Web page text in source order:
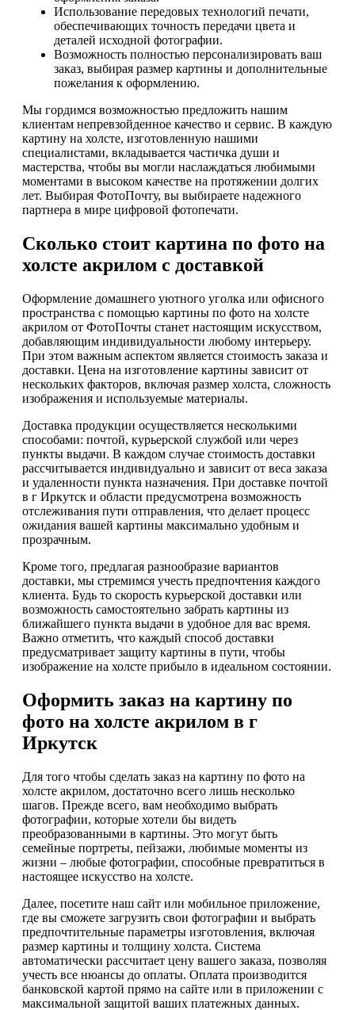
Использование передовых технологий печати,
обеспечивающих точность передачи цвета и
деталей исходной фотографии.
Возможность полностью персонализировать ваш
заказ, выбирая размер картины и дополнительные
пожелания к оформлению.
Мы гордимся возможностью предложить нашим
клиентам непревзойденное качество и сервис. В каждую
картину на холсте, изготовленную нашими
специалистами, вкладывается частичка души и
мастерства, чтобы вы могли наслаждаться любимыми
моментами в высоком качестве на протяжении долгих
лет. Выбирая ФотоПочту, вы выбираете надежного
партнера в мире цифровой фотопечати.
Сколько стоит картина по фото на
холсте акрилом с доставкой
Оформление домашнего уютного уголка или офисного
пространства с помощью картины по фото на холсте
акрилом от ФотоПочты станет настоящим искусством,
добавляющим индивидуальности любому интерьеру.
При этом важным аспектом является стоимость заказа и
доставки. Цена на изготовление картины зависит от
нескольких факторов, включая размер холста, сложность
изображения и используемые материалы.
Доставка продукции осуществляется несколькими
способами: почтой, курьерской службой или через
пункты выдачи. В каждом случае стоимость доставки
рассчитывается индивидуально и зависит от веса заказа
и удаленности пункта назначения. При доставке почтой
в г Иркутск и области предусмотрена возможность
отслеживания пути отправления, что делает процесс
ожидания вашей картины максимально удобным и
прозрачным.
Кроме того, предлагая разнообразие вариантов
доставки, мы стремимся учесть предпочтения каждого
клиента. Будь то скорость курьерской доставки или
возможность самостоятельно забрать картины из
ближайшего пункта выдачи в удобное для вас время.
Важно отметить, что каждый способ доставки
предусматривает защиту картины в пути, чтобы
изображение на холсте прибыло в идеальном состоянии.
Оформить заказ на картину по
фото на холсте акрилом в г
Иркутск
Для того чтобы сделать заказ на картину по фото на
холсте акрилом, достаточно всего лишь несколько
шагов. Прежде всего, вам необходимо выбрать
фотографии, которые хотели бы видеть
преобразованными в картины. Это могут быть
семейные портреты, пейзажи, любимые моменты из
жизни – любые фотографии, способные превратиться в
настоящее искусство на холсте.
Далее, посетите наш сайт или мобильное приложение,
где вы сможете загрузить свои фотографии и выбрать
предпочтительные параметры изготовления, включая
размер картины и толщину холста. Система
автоматически рассчитает цену вашего заказа, позволяя
учесть все нюансы до оплаты. Оплата производится
банковской картой прямо на сайте или в приложении с
максимальной защитой ваших платежных данных.